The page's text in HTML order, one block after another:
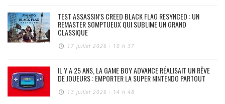
TEST ASSASSIN’S CREED BLACK FLAG RESYNCED : UN
REMASTER SOMPTUEUX QUI SUBLIME UN GRAND
CLASSIQUE
17 juillet 2026 - 10 h 37
IL Y A 25 ANS, LA GAME BOY ADVANCE RÉALISAIT UN RÊVE
DE JOUEURS : EMPORTER LA SUPER NINTENDO PARTOUT
13 juillet 2026 - 14 h 48